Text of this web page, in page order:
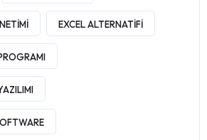
EXCEL ALTERNATIFI